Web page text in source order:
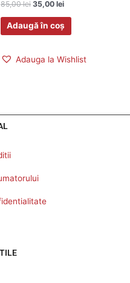
85,00lei 35,00 lei
Adaugă în coș
Adauga la Wishlist